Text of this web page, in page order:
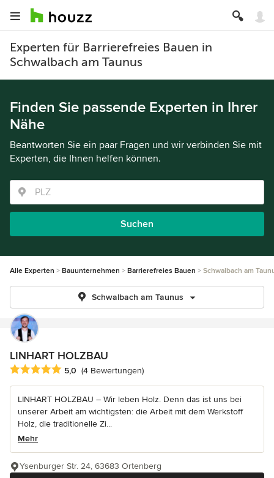
Experten für Barrierefreies Bauen in
Schwalbach am Taunus
Finden Sie passende Experten in Ihrer
Nähe
Beantworten Sie ein paar Fragen und wir verbinden Sie mit
Experten, die Ihnen helfen können.
Suchen
Alle Experten Bauunternehmen Barrierefreies Bauen Schwalbach am
Schwalbach am Taunus
LINHART HOLZBAU
Durchschnittliche Bewertung: 5 von 5 Sternen
5,0 (4 Bewertungen)
LINHART HOLZBAU – Wir leben Holz. Denn das ist uns bei
unserer Arbeit am wichtigsten: die Arbeit mit dem Werkstoff
Holz, die traditionelle Zi...
Mehr
Ysenburger Str. 24, 63683 Ortenberg